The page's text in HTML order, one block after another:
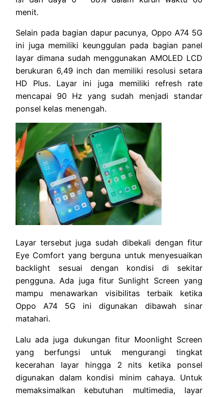
menit.
Selain pada bagian dapur pacunya, Oppo A74 5G
ini juga memiliki keunggulan pada bagian panel
layar dimana sudah menggunakan AMOLED LCD
berukuran 6,49 inch dan memiliki resolusi setara
HD Plus. Layar ini juga memiliki refresh rate
mencapai 90 Hz yang sudah menjadi standar
ponsel kelas menengah.
Layar tersebut juga sudah dibekali dengan fitur
Eye Comfort yang berguna untuk menyesuaikan
backlight sesuai dengan kondisi di sekitar
pengguna. Ada juga fitur Sunlight Screen yang
mampu menawarkan visibilitas terbaik ketika
Oppo A74 5G ini digunakan dibawah sinar
matahari.
Lalu ada juga dukungan fitur Moonlight Screen
yang berfungsi untuk mengurangi tingkat
kecerahan layar hingga 2 nits ketika ponsel
digunakan dalam kondisi minim cahaya. Untuk
memaksimalkan kebutuhan multimedia, layar